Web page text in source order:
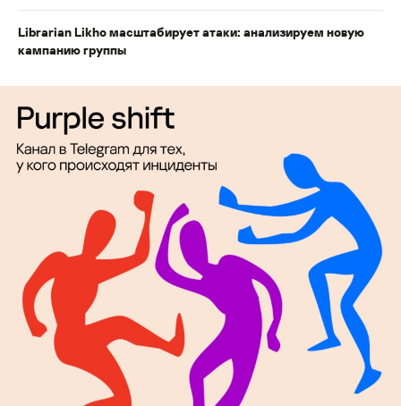
Librarian Likho масштабирует атаки: анализируем новую
кампанию группы